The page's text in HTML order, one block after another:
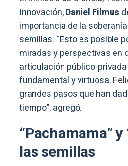
Innovación,Daniel Filmus
importancia de la
semillas. “Esto es posible
miradas y perspectivas en
articulación público-
fundamental y virtuosa.
grandes pasos que han
tiempo”, agregó.
“Pachamama” y
las semillas